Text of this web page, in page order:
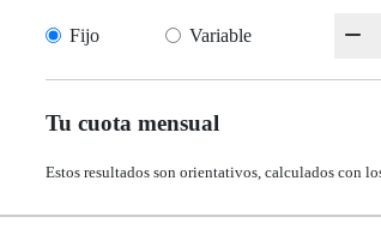
Fijo Variable
Tu cuota mensual
Estos resultados son orientativos, calculados con